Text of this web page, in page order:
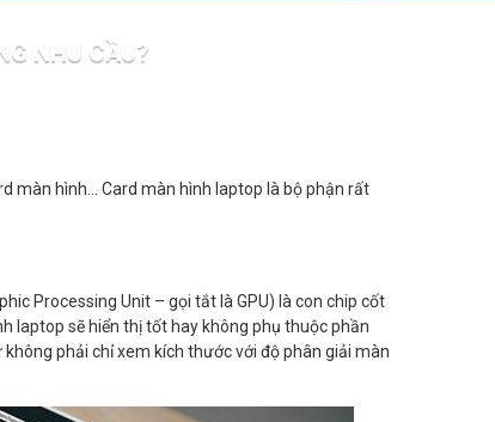
NHU CẦU?
màn hình… Card màn hình laptop là bộ phận rất
Processing Unit – gọi tắt là GPU) là con chip cốt
laptop sẽ hiển thị tốt hay không phụ thuộc phần
phải chỉ xem kích thước với độ phân giải màn